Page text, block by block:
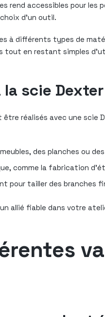
rend accessibles pour
d’un outil.
à différents types de
tout en restant simples
scie
être réalisés avec une
des planches ou
comme la fabrication
pour tailler des branches
allié fiable dans votre